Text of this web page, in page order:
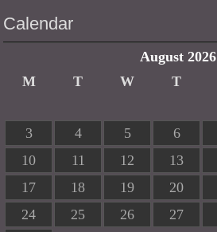
Calendar
August 2026
M
T W T
3
4 5 6
10
11 12 13
17
18 19 20
24
25 26 27